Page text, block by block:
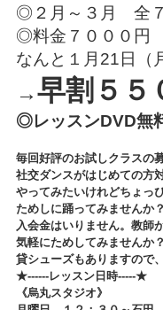
◎２月～３月 全
◎料金７０００円
なんと１月21日（
→早割５５
◎レッスンDVD無
毎回好評のお試しクラスの
社交ダンスがはじめての方対
やってみたいけれどちょっ
ためしに踊ってみませんか
入会金はいりません。教師
気軽にためしてみませんか？
貸シューズもありますので
★------レッスン日時-----★
《烏丸スタジオ》